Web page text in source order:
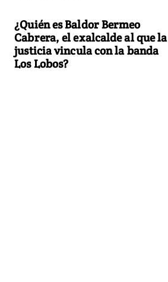
¿Quién es Baldor Bermeo
Cabrera, el exalcalde al que la
justicia vincula con la banda
Los Lobos?